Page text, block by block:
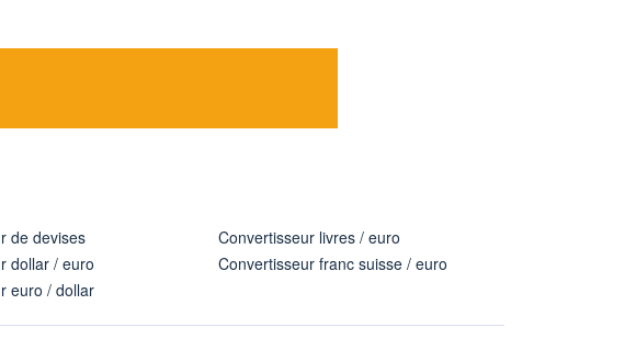
de devises
dollar / euro
euro / dollar
Convertisseur livres / euro
Convertisseur franc suisse / euro